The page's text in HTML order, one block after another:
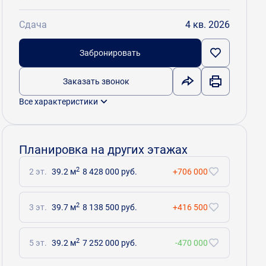
Сдача 4 кв. 2026
Забронировать
Заказать звонок
Все характеристики
Планировка на других этажах
2 эт. 39.2 м2 8 428 000 руб. +706 000
3 эт. 39.7 м2 8 138 500 руб. +416 500
5 эт. 39.2 м2 7 252 000 руб. -470 000